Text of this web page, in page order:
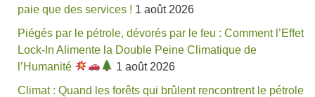
paie que des services ! 1 août 2026
Piégés par le pétrole, dévorés par le feu : Comment l’Effet
Lock-In Alimente la Double Peine Climatique de
l’Humanité
1 août 2026
Climat : Quand les forêts qui brûlent rencontrent le pétrole